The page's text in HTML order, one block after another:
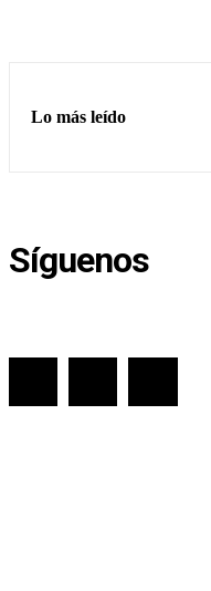
Lo más leído
Síguenos